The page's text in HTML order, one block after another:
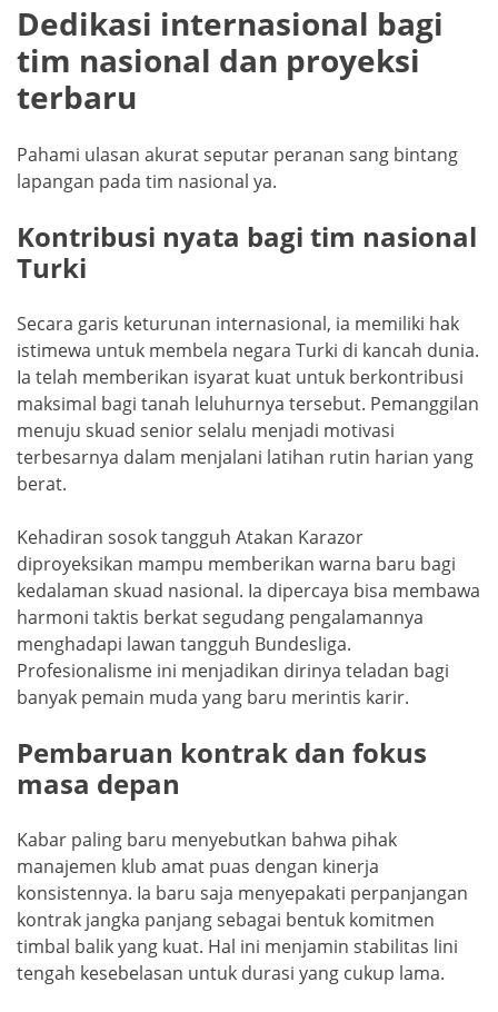
Dedikasi internasional bagi
tim nasional dan proyeksi
terbaru
Pahami ulasan akurat seputar peranan sang bintang
lapangan pada tim nasional ya.
Kontribusi nyata bagi tim nasional
Turki
Secara garis keturunan internasional, ia memiliki hak
istimewa untuk membela negara Turki di kancah dunia.
Ia telah memberikan isyarat kuat untuk berkontribusi
maksimal bagi tanah leluhurnya tersebut. Pemanggilan
menuju skuad senior selalu menjadi motivasi
terbesarnya dalam menjalani latihan rutin harian yang
berat.
Kehadiran sosok tangguh Atakan Karazor
diproyeksikan mampu memberikan warna baru bagi
kedalaman skuad nasional. Ia dipercaya bisa membawa
harmoni taktis berkat segudang pengalamannya
menghadapi lawan tangguh Bundesliga.
Profesionalisme ini menjadikan dirinya teladan bagi
banyak pemain muda yang baru merintis karir.
Pembaruan kontrak dan fokus
masa depan
Kabar paling baru menyebutkan bahwa pihak
manajemen klub amat puas dengan kinerja
konsistennya. Ia baru saja menyepakati perpanjangan
kontrak jangka panjang sebagai bentuk komitmen
timbal balik yang kuat. Hal ini menjamin stabilitas lini
tengah kesebelasan untuk durasi yang cukup lama.